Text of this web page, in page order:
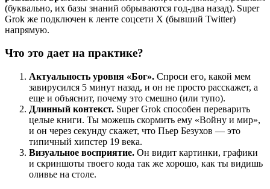
(буквально, их базы знаний обрываются год-два назад). Super
Grok же подключен к ленте соцсети X (бывший Twitter)
напрямую.
Что это дает на практике?
Актуальность уровня «Бог». Спроси его, какой мем
завирусился 5 минут назад, и он не просто расскажет, а
еще и объяснит, почему это смешно (или тупо).
Длинный контекст. Super Grok способен переварить
целые книги. Ты можешь скормить ему «Войну и мир»,
и он через секунду скажет, что Пьер Безухов — это
типичный хипстер 19 века.
Визуальное восприятие. Он видит картинки, графики
и скриншоты твоего кода так же хорошо, как ты видишь
оливье на столе.